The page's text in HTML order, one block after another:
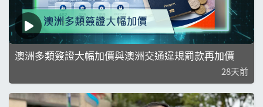
澳洲多類簽證大幅加價與澳洲交通違規罰款再加價
28天前